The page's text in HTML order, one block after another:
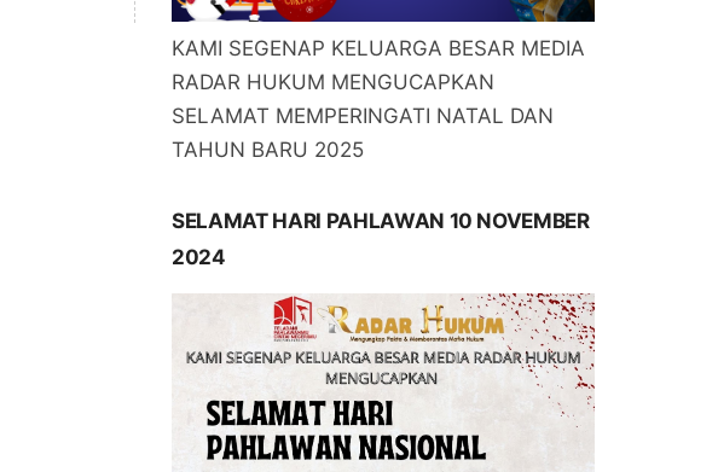
KAMI SEGENAP KELUARGA BESAR MEDIA
RADAR HUKUM MENGUCAPKAN
SELAMAT MEMPERINGATI NATAL DAN
TAHUN BARU 2025
SELAMAT HARI PAHLAWAN 10 NOVEMBER
2024